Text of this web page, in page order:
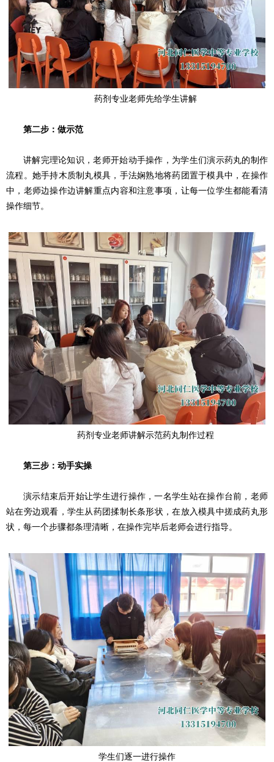
药剂专业老师先给学生讲解
第二步：做示范
讲解完理论知识，老师开始动手操作，为学生们演示药丸的制作
流程。她手持木质制丸模具，手法娴熟地将药团置于模具中，在操作
中，老师边操作边讲解重点内容和注意事项，让每一位学生都能看清
操作细节。
药剂专业老师讲解示范药丸制作过程
第三步：动手实操
演示结束后开始让学生进行操作，一名学生站在操作台前，老师
站在旁边观看，学生从药团揉制长条形状，在放入模具中搓成药丸形
状，每一个步骤都条理清晰，在操作完毕后老师会进行指导。
学生们逐一进行操作